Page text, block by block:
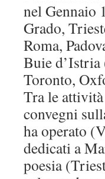
nel Gennaio
Grado,
Roma,
Buie d’Istria
Toronto,
Tra le
convegni
ha operato
dedicati a
poesia